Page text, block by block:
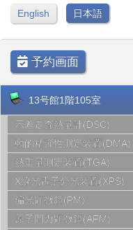
English 日本語
予約画面
13号館1階105室
示差走査熱量計(DSC)
動的粘弾性測定装置(DMA)
熱重量測定装置(TGA)
X線光電子分光装置(XPS)
偏光顕微鏡(PM)
原子間力顕微鏡(AFM)